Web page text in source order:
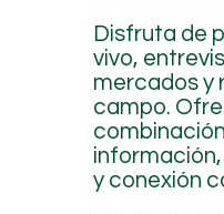
Disfruta de
vivo,
mercados y
campo.
y conexión